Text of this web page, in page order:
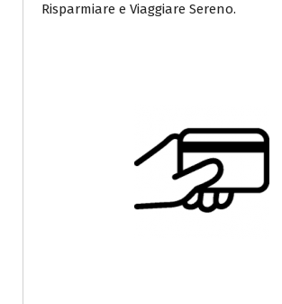
Risparmiare e Viaggiare Sereno.